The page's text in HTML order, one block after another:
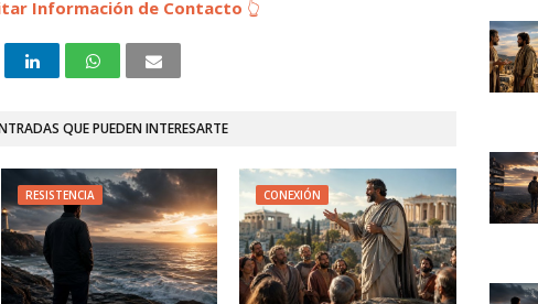
Información de Contacto 👆
QUE PUEDEN INTERESARTE
RESISTENCIA CONEXIÓN